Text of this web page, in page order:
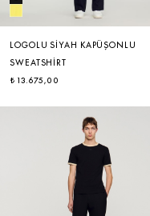
LOGOLU SIYAH KAPÜŞONLU
SWEATSHIRT
₺ 13.675,00